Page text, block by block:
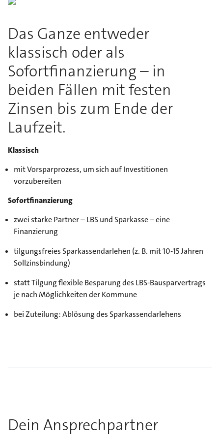
Das Ganze entweder
klassisch oder als
Sofortfinanzierung – in
beiden Fällen mit festen
Zinsen bis zum Ende der
Laufzeit.
Klassisch
mit Vorsparprozess, um sich auf Investitionen
vorzubereiten
Sofortfinanzierung
zwei starke Partner – LBS und Sparkasse – eine
Finanzierung
tilgungsfreies Sparkassendarlehen (z. B. mit 10-15 Jahren
Sollzinsbindung)
statt Tilgung flexible Besparung des LBS-Bausparvertrags
je nach Möglichkeiten der Kommune
bei Zuteilung: Ablösung des Sparkassendarlehens
Dein Ansprechpartner